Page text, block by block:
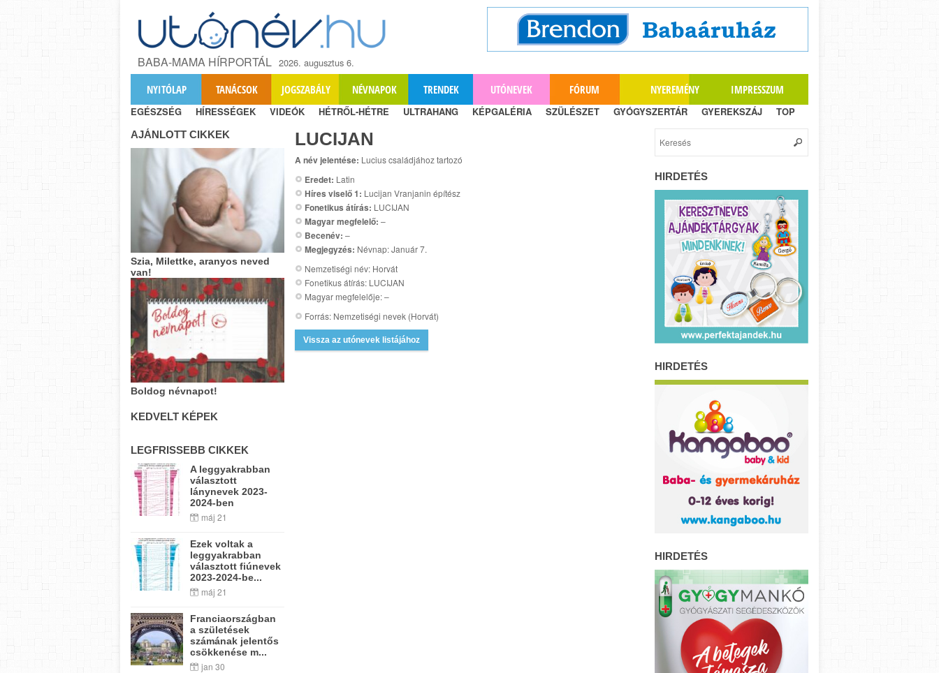
BABA-MAMA HÍRPORTÁL 2026. augusztus 6.
NYITÓLAP TANÁCSOK JOGSZABÁLY NÉVNAPOK TRENDEK UTÓNEVEK FÓRUM NYEREMÉNY IMPRESSZUM
EGÉSZSÉG HÍRESSÉGEK VIDEÓK HÉTRŐL-HÉTRE ULTRAHANG KÉPGALÉRIA SZÜLÉSZET GYÓGYSZERTÁR GYEREKSZÁJ TOP
LUCIJAN
A név jelentése: Lucius családjához tartozó
Eredet: Latin
Híres viselő 1: Lucijan Vranjanin építész
Fonetikus átírás: LUCIJAN
Magyar megfelelő: –
Becenév: –
Megjegyzés: Névnap: Január 7.
Nemzetiségi név: Horvát
Fonetikus átírás: LUCIJAN
Magyar megfelelője: –
Forrás: Nemzetiségi nevek (Horvát)
Vissza az utónevek listájához
AJÁNLOTT CIKKEK
Szia, Milettke, aranyos neved
van!
Boldog névnapot!
KEDVELT KÉPEK
LEGFRISSEBB CIKKEK
A leggyakrabban
választott
lánynevek 2023-
2024-ben
máj 21
Ezek voltak a
leggyakrabban
választott fiúnevek
2023-2024-be...
máj 21
Franciaországban
a születések
számának jelentős
csökkenése m...
jan 30
HIRDETÉS
HIRDETÉS
HIRDETÉS